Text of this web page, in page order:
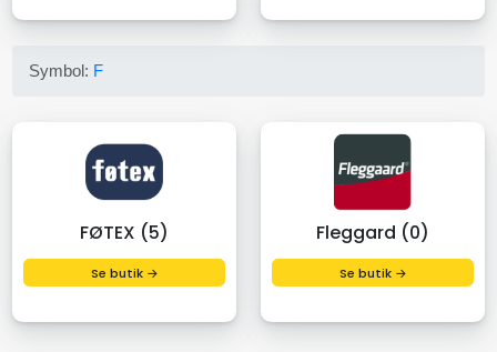
Symbol: F
FØTEX (5)
Se butik →
Fleggard (0)
Se butik →